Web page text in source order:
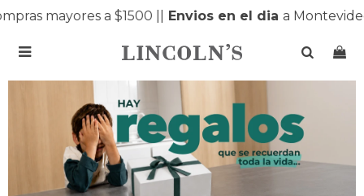
mayores a $1500 | Envios en el diaa
